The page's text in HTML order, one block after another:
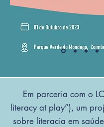
Em parceria com o
literacy at play”), um
sobre literacia em